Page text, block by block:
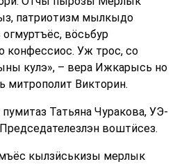
патриотизм мылкыдо
вӧсьбур
конфессиос. Уж трос, со
кулэ», – вера Ижкарысь но
митрополит Викторин.
Татьяна Чуракова, УЭ-
воштӥсез.
кылзӥськизы мерлык